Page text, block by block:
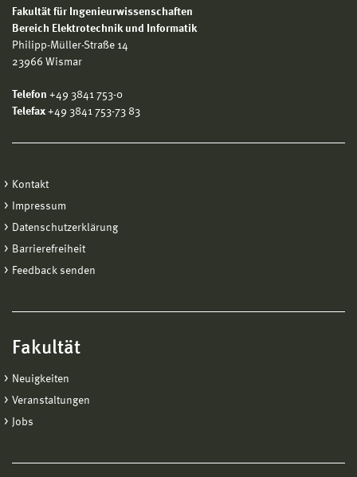
Fakultät für Ingenieurwissenschaften
Bereich Elektrotechnik und Informatik
Philipp-Müller-Straße 14
23966 Wismar
Telefon +49 3841 753-0
Telefax +49 3841 753-73 83
Kontakt
Impressum
Datenschutzerklärung
Barrierefreiheit
Feedback senden
Fakultät
Neuigkeiten
Veranstaltungen
Jobs